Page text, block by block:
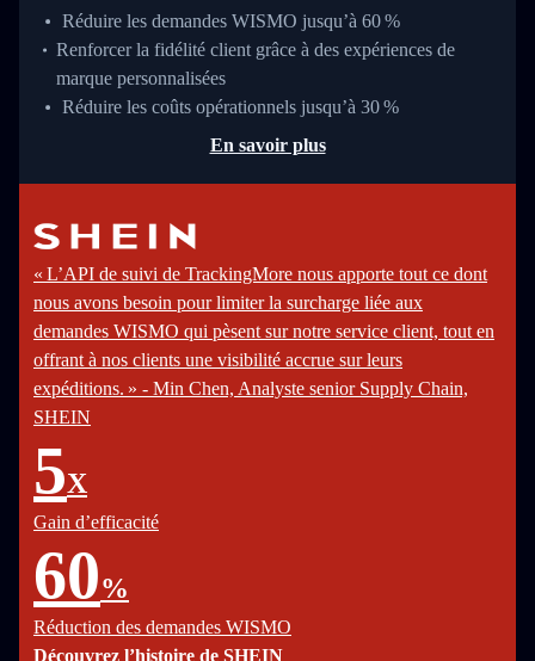
Réduire les demandes WISMO jusqu’à 60 %
Renforcer la fidélité client grâce à des expériences de
marque personnalisées
Réduire les coûts opérationnels jusqu’à 30 %
En savoir plus
« L’API de suivi de TrackingMore nous apporte tout ce dont
nous avons besoin pour limiter la surcharge liée aux
demandes WISMO qui pèsent sur notre service client, tout en
offrant à nos clients une visibilité accrue sur leurs
expéditions. » - Min Chen, Analyste senior Supply Chain,
SHEIN
5X
Gain d’efficacité
60%
Réduction des demandes WISMO
Découvrez l’histoire de SHEIN